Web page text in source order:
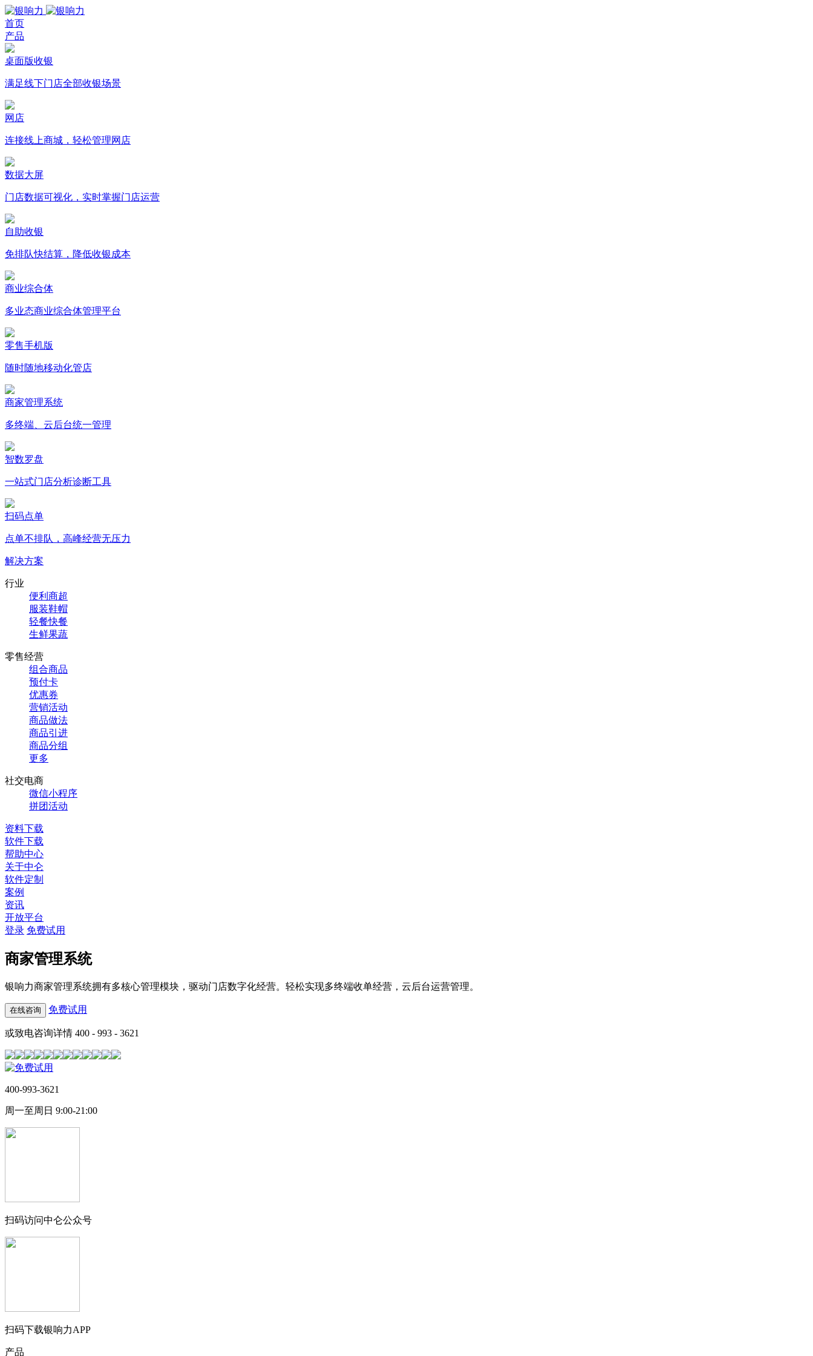
首页
产品
桌面版收银
满足线下门店全部收银场景
网店
连接线上商城，轻松管理网店
数据大屏
门店数据可视化，实时掌握门店运营
自助收银
免排队快结算，降低收银成本
商业综合体
多业态商业综合体管理平台
零售手机版
随时随地移动化管店
商家管理系统
多终端、云后台统一管理
智数罗盘
一站式门店分析诊断工具
扫码点单
点单不排队，高峰经营无压力
解决方案
行业
便利商超
服装鞋帽
轻餐快餐
生鲜果蔬
零售经营
组合商品
预付卡
优惠券
营销活动
商品做法
商品引进
商品分组
更多
社交电商
微信小程序
拼团活动
资料下载
软件下载
帮助中心
关于中仑
软件定制
案例
资讯
开放平台
登录 免费试用
商家管理系统
银响力商家管理系统拥有多核心管理模块，驱动门店数字化经营。轻松实现多终端收单经营，云后台运营管理。
在线咨询 免费试用
或致电咨询详情 400 - 993 - 3621
400-993-3621
周一至周日 9:00-21:00
扫码访问中仑公众号
扫码下载银响力APP
产品